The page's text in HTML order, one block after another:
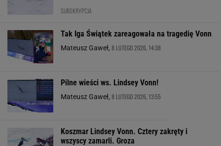
SUBSKRYPCJA
Tak Iga Świątek zareagowała na tragedię Vonn
Mateusz Gaweł, 8 LUTEGO 2026, 14:38
Pilne wieści ws. Lindsey Vonn!
Mateusz Gaweł, 8 LUTEGO 2026, 13:55
Koszmar Lindsey Vonn. Cztery zakręty i
wszyscy zamarli. Groza